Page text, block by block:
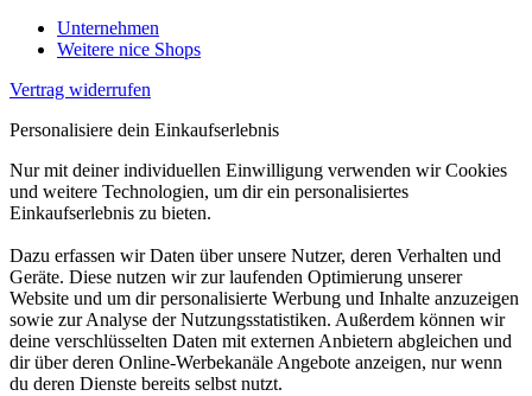
Unternehmen
Weitere nice Shops
Vertrag widerrufen
Personalisiere dein Einkaufserlebnis
Nur mit deiner individuellen Einwilligung verwenden wir Cookies
und weitere Technologien, um dir ein personalisiertes
Einkaufserlebnis zu bieten.
Dazu erfassen wir Daten über unsere Nutzer, deren Verhalten und
Geräte. Diese nutzen wir zur laufenden Optimierung unserer
Website und um dir personalisierte Werbung und Inhalte anzuzeigen
sowie zur Analyse der Nutzungsstatistiken. Außerdem können wir
deine verschlüsselten Daten mit externen Anbietern abgleichen und
dir über deren Online-Werbekanäle Angebote anzeigen, nur wenn
du deren Dienste bereits selbst nutzt.